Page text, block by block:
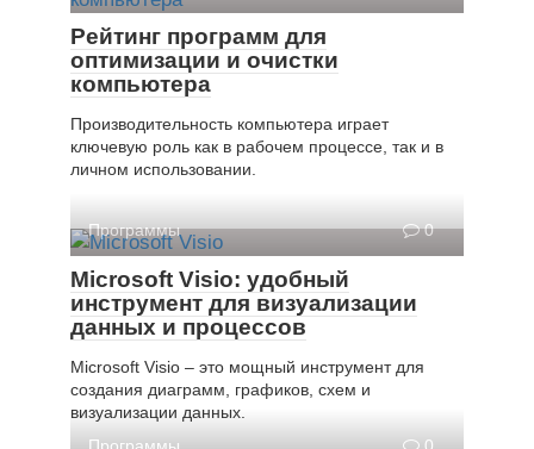
Рейтинг программ для
оптимизации и очистки
компьютера
Производительность компьютера играет
ключевую роль как в рабочем процессе, так и в
личном использовании.
Программы 0
Microsoft Visio: удобный
инструмент для визуализации
данных и процессов
Microsoft Visio – это мощный инструмент для
создания диаграмм, графиков, схем и
визуализации данных.